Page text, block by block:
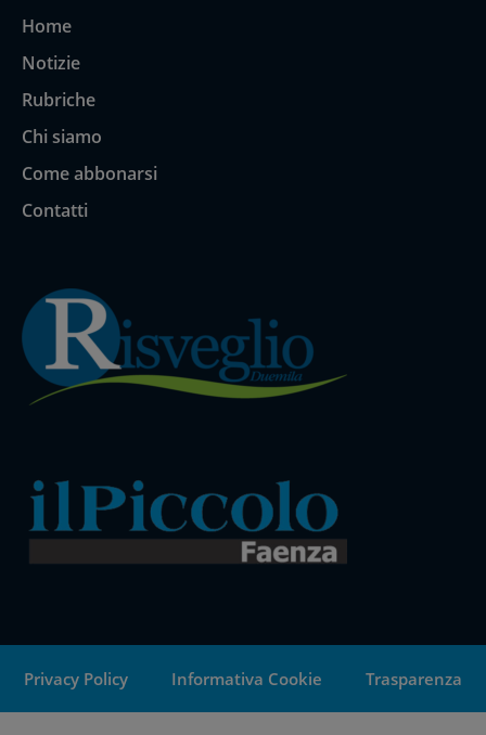
Home
Notizie
Rubriche
Chi siamo
Come abbonarsi
Contatti
Privacy Policy Informativa Cookie Trasparenza